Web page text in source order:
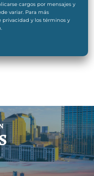
cargos por mensajes y
variar. Para más
y los términos y